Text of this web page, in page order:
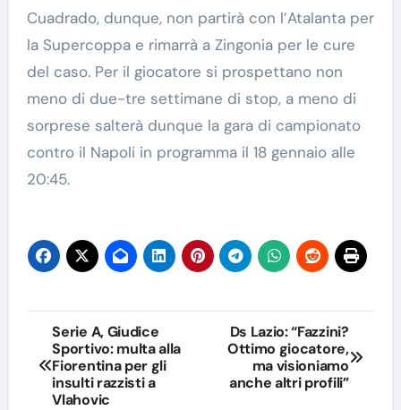
Cuadrado, dunque, non partirà con l’Atalanta per
la Supercoppa e rimarrà a Zingonia per le cure
del caso. Per il giocatore si prospettano non
meno di due-tre settimane di stop, a meno di
sorprese salterà dunque la gara di campionato
contro il Napoli in programma il 18 gennaio alle
20:45.
Navigazione
articoli
Serie A, Giudice
Sportivo: multa alla
Fiorentina per gli
insulti razzisti a
Vlahovic
Ds Lazio: “Fazzini?
Ottimo giocatore,
ma visioniamo
anche altri profili”